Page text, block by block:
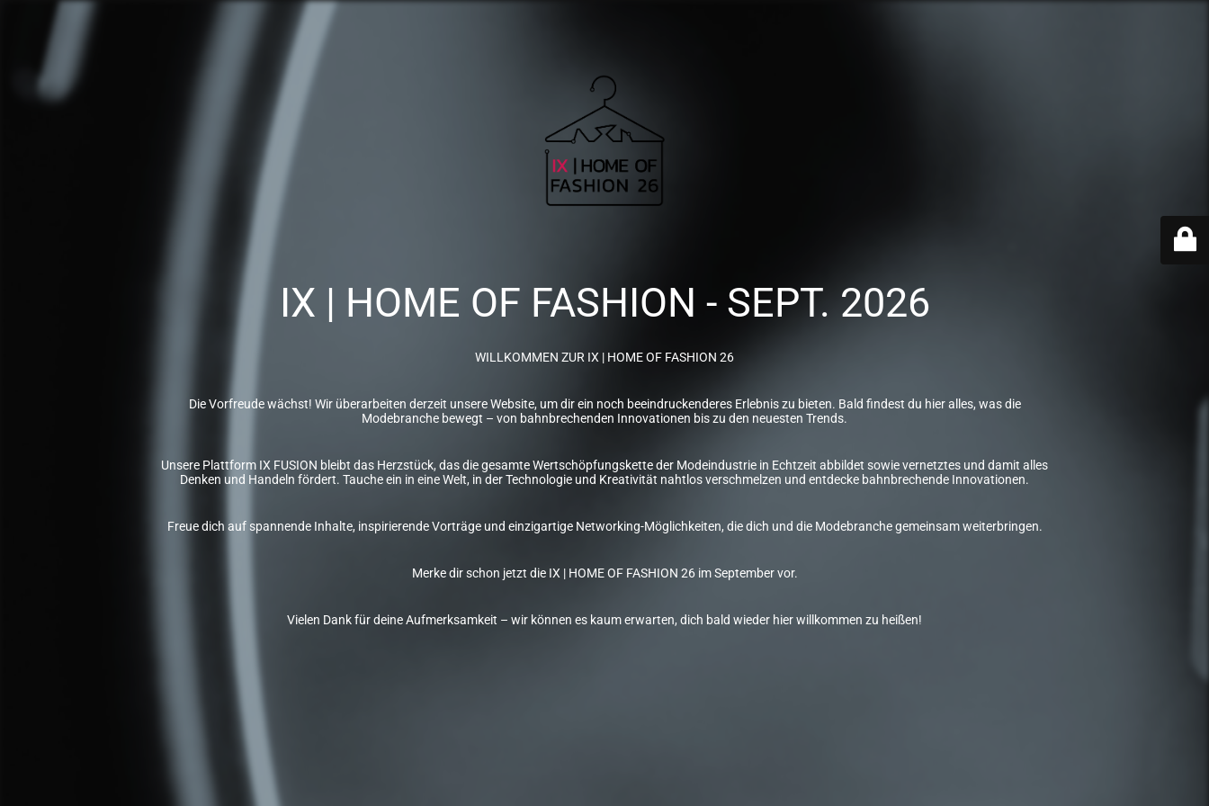
IX | HOME OF FASHION - SEPT. 2026
WILLKOMMEN ZUR IX | HOME OF FASHION 26
Die Vorfreude wächst! Wir überarbeiten derzeit unsere Website, um dir ein noch beeindruckenderes Erlebnis zu bieten. Bald findest du hier alles, was die
Modebranche bewegt – von bahnbrechenden Innovationen bis zu den neuesten Trends.
Unsere Plattform IX FUSION bleibt das Herzstück, das die gesamte Wertschöpfungskette der Modeindustrie in Echtzeit abbildet sowie vernetztes und damit alles
Denken und Handeln fördert. Tauche ein in eine Welt, in der Technologie und Kreativität nahtlos verschmelzen und entdecke bahnbrechende Innovationen.
Freue dich auf spannende Inhalte, inspirierende Vorträge und einzigartige Networking-Möglichkeiten, die dich und die Modebranche gemeinsam weiterbringen.
Merke dir schon jetzt die IX | HOME OF FASHION 26 im September vor.
Vielen Dank für deine Aufmerksamkeit – wir können es kaum erwarten, dich bald wieder hier willkommen zu heißen!